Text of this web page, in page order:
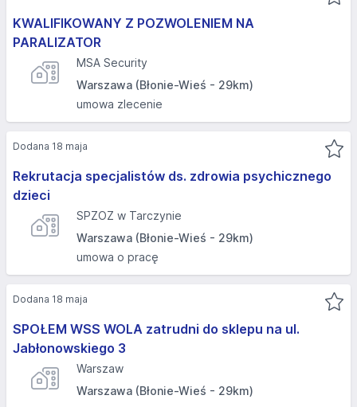
KWALIFIKOWANY Z POZWOLENIEM NA
PARALIZATOR
MSA Security
Warszawa (Błonie-Wieś - 29km)
umowa zlecenie
Rekrutacja specjalistów ds. zdrowia psychicznego
dzieci
SPZOZ w Tarczynie
Warszawa (Błonie-Wieś - 29km)
umowa o pracę
Dodana 18 maja
SPOŁEM WSS WOLA zatrudni do sklepu na ul.
Jabłonowskiego 3
Warszaw
Warszawa (Błonie-Wieś - 29km)
Dodana 18 maja